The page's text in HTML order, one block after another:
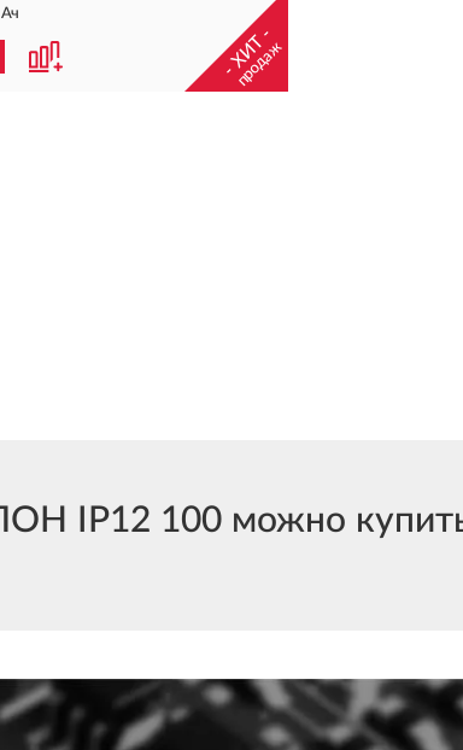
- ХИТ -
продаж
IP12 100 можно